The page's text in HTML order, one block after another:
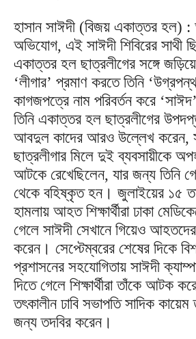
হাসান সাঈদী (বিজয় একাত্তর হল)
অভিযোগ, এই সাঈদী শিবিরের সাথী
একাত্তর হল ছাত্রলীগের সঙ্গে
‘লীগার’ প্রমাণ করতে তিনি
কাগজপত্রে নাম পরিবর্তন করে
তিনি একাত্তর হল ছাত্রলীগের
আবদুল কাদের আরও উল্লেখ করেন,
ছাত্রলীগার মিলে দুই ব্যবসায়ীকে
আটকে রেখেছিলেন, যার জন্য তিনি
থেকে বহিষ্কৃত হন। জুলাইয়ের ১৫
হামলায় আহত শিক্ষার্থীরা ঢাকা
গেলে সাঈদী সেখানে গিয়েও
করেন। সেপ্টেম্বরের শেষের দিকে
প্রশাসনের সহযোগিতায় সাঈদী
দিতে গেলে শিক্ষার্থীরা তাঁকে আটক
তৎকালীন ঢাবি সভাপতি সাদিক
জন্য তদবির করেন।